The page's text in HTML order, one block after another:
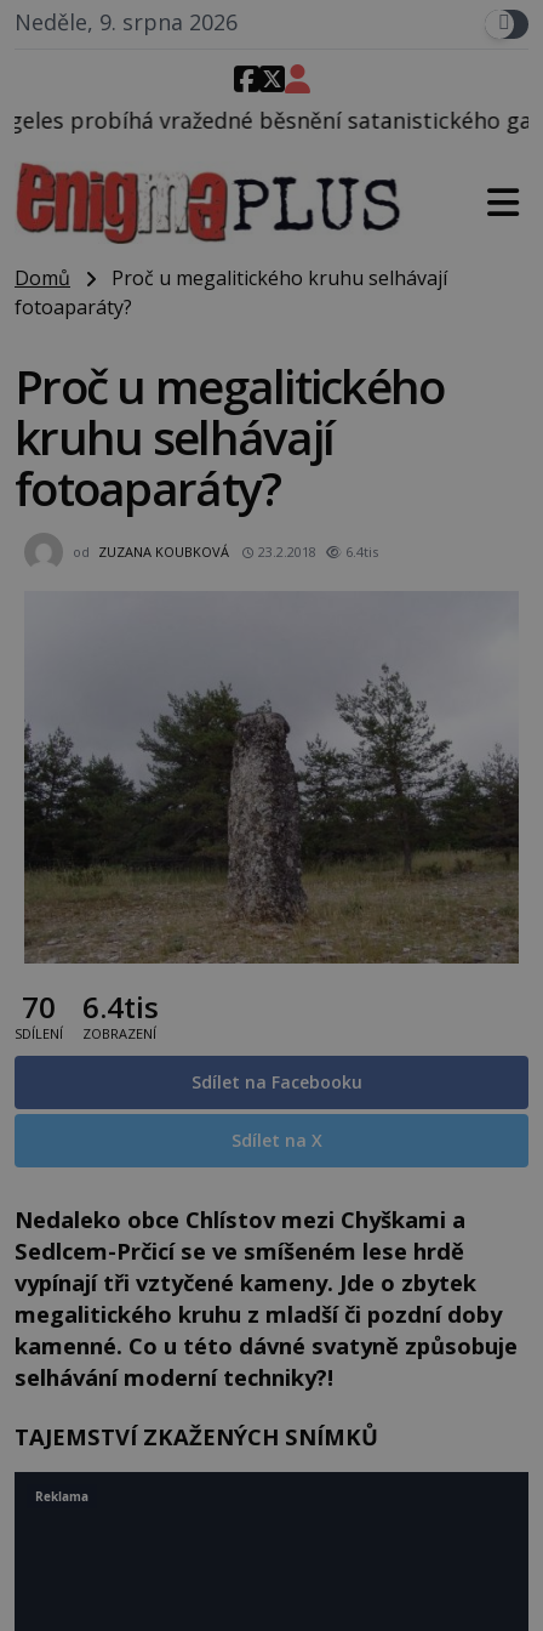
Neděle, 9. srpna 2026
běsnění satanistického gangu vedeného
Domů
Proč u megalitického kruhu selhávají
fotoaparáty?
Proč u megalitického
kruhu selhávají
fotoaparáty?
od ZUZANA KOUBKOVÁ 23.2.2018 6.4tis
70
SDÍLENÍ
6.4tis
ZOBRAZENÍ
Sdílet na Facebooku
Sdílet na X
Nedaleko obce Chlístov mezi Chyškami a
Sedlcem-Prčicí se ve smíšeném lese hrdě
vypínají tři vztyčené kameny. Jde o zbytek
megalitického kruhu z mladší či pozdní doby
kamenné. Co u této dávné svatyně způsobuje
selhávání moderní techniky?!
TAJEMSTVÍ ZKAŽENÝCH SNÍMKŮ
Reklama